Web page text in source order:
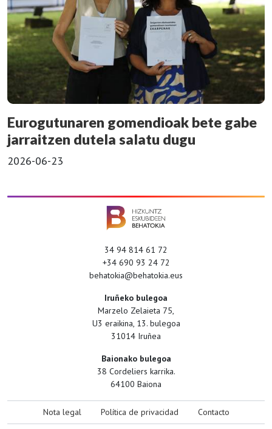
Eurogutunaren gomendioak bete gabe
jarraitzen dutela salatu dugu
2026-06-23
34 94 814 61 72
+34 690 93 24 72
behatokia@behatokia.eus
Iruñeko bulegoa
Marzelo Zelaieta 75,
U3 eraikina, 13. bulegoa
31014 Iruñea
Baionako bulegoa
38 Cordeliers karrika.
64100 Baiona
Nota legal Política de privacidad Contacto